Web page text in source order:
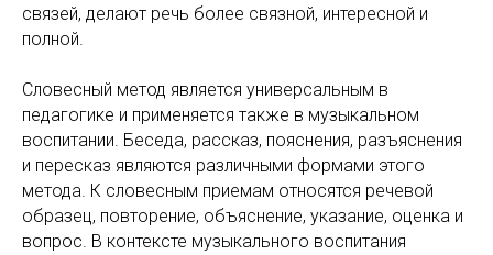
связей, делают речь более связной, интересной и
полной.
Словесный метод является универсальным в
педагогике и применяется также в музыкальном
воспитании. Беседа, рассказ, пояснения, разъяснения
и пересказ являются различными формами этого
метода. К словесным приемам относятся речевой
образец, повторение, объяснение, указание, оценка и
вопрос. В контексте музыкального воспитания